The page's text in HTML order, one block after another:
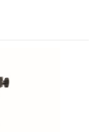
web, voi
di cookie sulle